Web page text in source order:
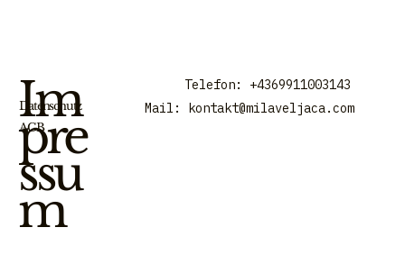
Im
pre
ssu
m
Datenschutz
AGB
Mail: kontakt@milaveljaca.com
Telefon: +4369911003143